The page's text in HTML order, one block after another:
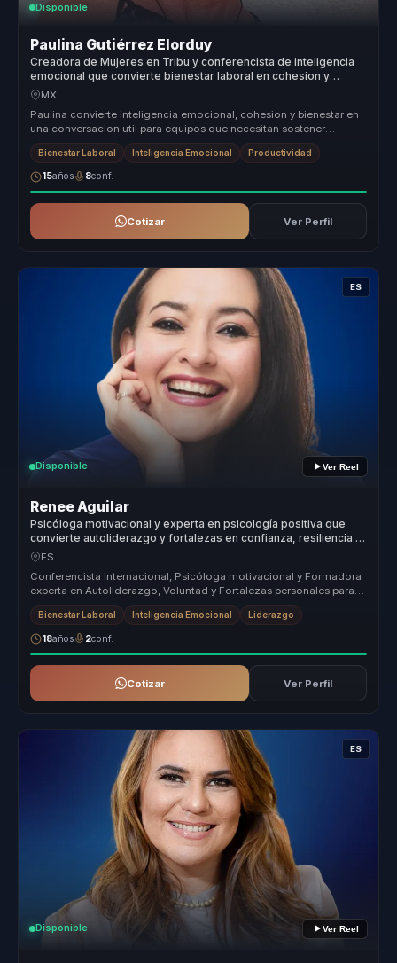
Disponible
Paulina Gutiérrez Elorduy
Creadora de Mujeres en Tribu y conferencista de inteligencia
emocional que convierte bienestar laboral en cohesion y
productividad para equipos.
MX
Paulina convierte inteligencia emocional, cohesion y bienestar en
una conversacion util para equipos que necesitan sostener
productividad...
Bienestar Laboral Inteligencia Emocional Productividad
15años 8conf.
Cotizar Ver Perfil
ES
Disponible Ver Reel
Renee Aguilar
Psicóloga motivacional y experta en psicología positiva que
convierte autoliderazgo y fortalezas en confianza, resiliencia y
logro para equipos.
ES
Conferencista Internacional, Psicóloga motivacional y Formadora
experta en Autoliderazgo, Voluntad y Fortalezas personales para el
logro ...
Bienestar Laboral Inteligencia Emocional Liderazgo
18años 2conf.
Cotizar Ver Perfil
ES
Disponible Ver Reel